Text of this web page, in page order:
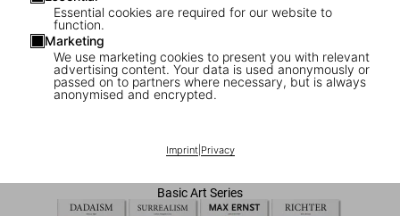
Essential cookies are required for our website to
function.
Marketing
We use marketing cookies to present you with relevant
advertising content. Your data is used anonymously or
passed on to partners where necessary, but is always
anonymised and encrypted.
Imprint| Privacy
1/7
US$ 20
Basic Art Series